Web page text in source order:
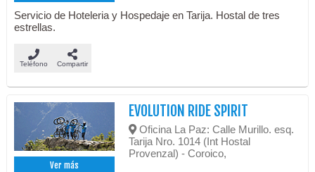
Servicio de Hoteleria y Hospedaje en Tarija. Hostal de tres
estrellas.
Teléfono Compartir
Ver más
EVOLUTION RIDE SPIRIT
Oficina La Paz: Calle Murillo. esq.
Tarija Nro. 1014 (Int Hostal
Provenzal) - Coroico,